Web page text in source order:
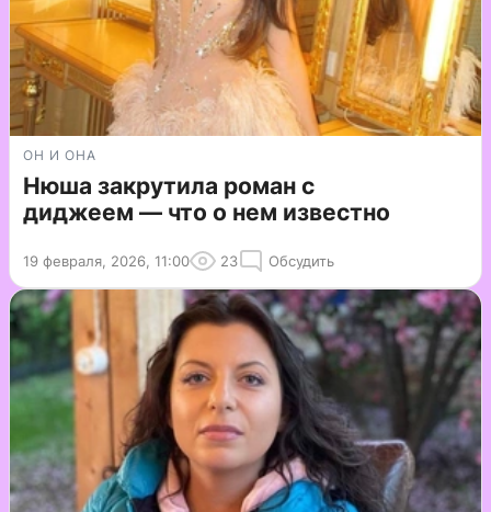
ОН И ОНА
Нюша закрутила роман с
диджеем — что о нем известно
19 февраля, 2026, 11:00 23 Обсудить